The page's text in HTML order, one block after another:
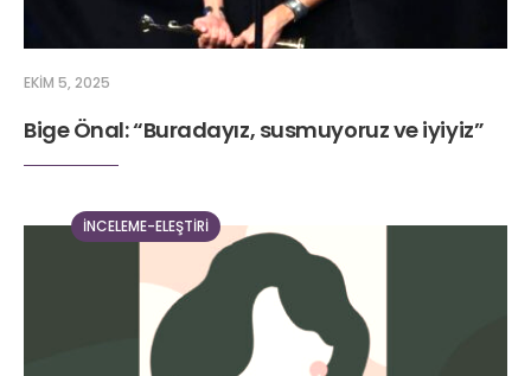
EKIM 5, 2025
Bige Önal: “Buradayız, susmuyoruz ve iyiyiz”
İNCELEME-ELEŞTIRI